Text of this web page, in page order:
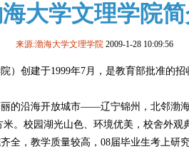
大学文理学院
来源:渤海大学文理学院 2009-1-28 10:09:56
）创建于1999年7月，是教育部批准的
沿海开放城市——辽宁锦州，北邻渤海
米。校园湖光山色、环境优美，校舍外观
全，教学质量较高，08届毕业生考上研究